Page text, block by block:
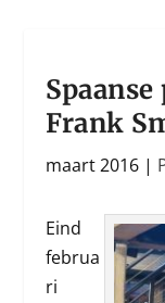
Frank
maart 2016 |
Eind
februa
ri